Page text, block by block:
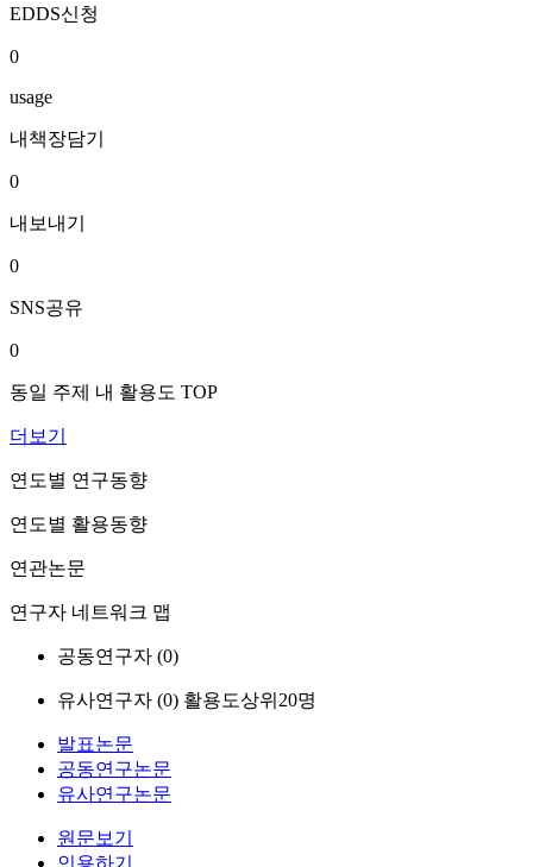
EDDS신청
0
usage
내책장담기
0
내보내기
0
SNS공유
0
동일 주제 내 활용도 TOP
더보기
연도별 연구동향
연도별 활용동향
연관논문
연구자 네트워크 맵
공동연구자 (0)
유사연구자 (0) 활용도상위20명
발표논문
공동연구논문
유사연구논문
원문보기
인용하기